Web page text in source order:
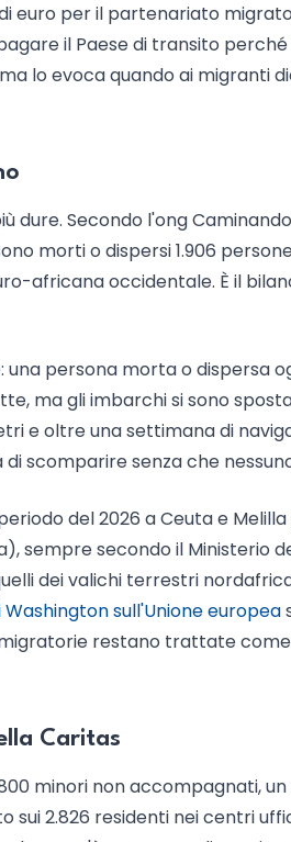
euro per il partenariato
il Paese di transito
lo evoca quando ai migranti
dure. Secondo l'ong
morti o dispersi 1.906
africana occidentale. È il
persona morta o dispersa
ma gli imbarchi si sono
e oltre una settimana di
scomparire senza che
del 2026 a Ceuta e
sempre secondo il Ministerio
dei valichi terrestri
sull'Unione europea
restano trattate
Caritas
minori non accompagnati,
sui 2.826 residenti nei centri